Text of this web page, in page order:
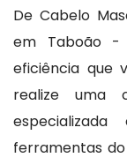
De Cabelo
em Taboão -
eficiência que
realize uma
ferramentas